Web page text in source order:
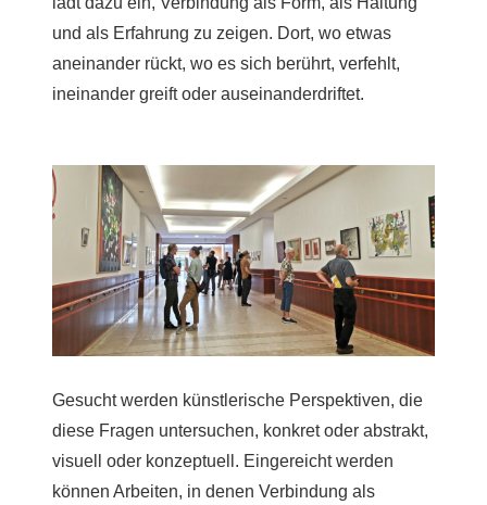
und als Erfahrung zu zeigen. Dort, wo etwas
aneinander rückt, wo es sich berührt, verfehlt,
ineinander greift oder auseinanderdriftet.
Gesucht werden künstlerische Perspektiven, die
diese Fragen untersuchen, konkret oder abstrakt,
visuell oder konzeptuell. Eingereicht werden
können Arbeiten, in denen Verbindung als